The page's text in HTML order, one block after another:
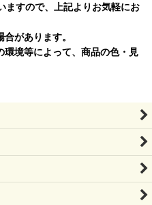
ますので、上記よりお気軽にお
があります。
境等によって、商品の色・見